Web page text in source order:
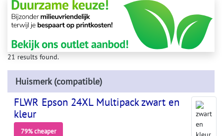
21 results found.
Huismerk (compatible)
FLWR Epson 24XL Multipack zwart en
kleur
79% cheaper